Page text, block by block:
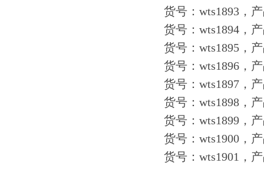
货号：wts1893，
货号：wts1894，
货号：wts1895，
货号：wts1896，
货号：wts1897，
货号：wts1898，
货号：wts1899，
货号：wts1900，
货号：wts1901，